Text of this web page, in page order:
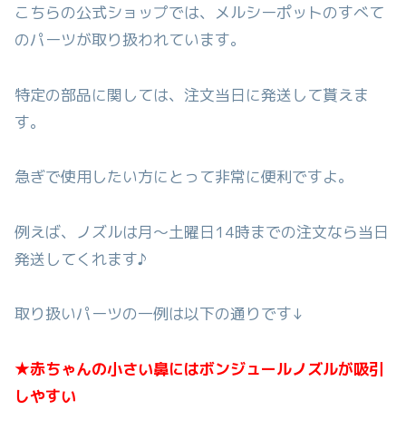
こちらの公式ショップでは、メルシーポットのすべて
のパーツが取り扱われています。
特定の部品に関しては、注文当日に発送して貰えま
す。
急ぎで使用したい方にとって非常に便利ですよ。
例えば、ノズルは月～土曜日14時までの注文なら当日
発送してくれます♪
取り扱いパーツの一例は以下の通りです↓
★赤ちゃんの小さい鼻にはボンジュールノズルが吸引
しやすい